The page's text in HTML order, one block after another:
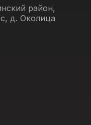
район,
д. Околица